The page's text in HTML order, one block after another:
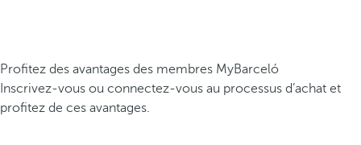
Profitez des avantages des membres MyBarceló
Inscrivez-vous ou connectez-vous au processus d’achat et
profitez de ces avantages.